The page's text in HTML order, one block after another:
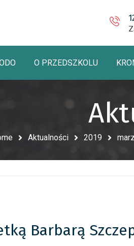
O PRZEDSZKOLU
Aktualności 2019
Barbarą